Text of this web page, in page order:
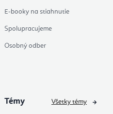
E-booky na stiahnutie
Spolupracujeme
Osobný odber
Témy Všetky témy